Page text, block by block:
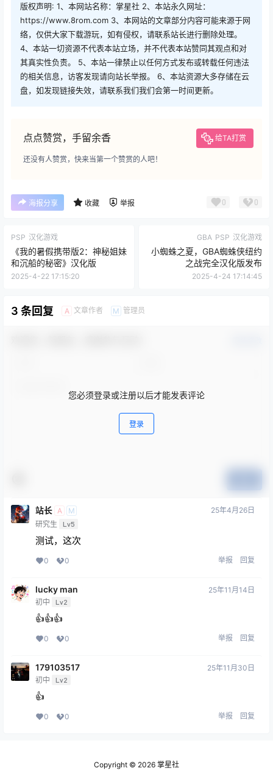
版权声明: 1、本网站名称：掌星社 2、本站永久网址：
https://www.8rom.com 3、本网站的文章部分内容可能来源于网
络，仅供大家下载游玩，如有侵权，请联系站长进行删除处理。
4、本站一切资源不代表本站立场，并不代表本站赞同其观点和对
其真实性负责。 5、本站一律禁止以任何方式发布或转载任何违法
的相关信息，访客发现请向站长举报。 6、本站资源大多存储在云
盘，如发现链接失效，请联系我们我们会第一时间更新。
点点赞赏，手留余香 给TA打赏
还没有人赞赏，快来当第一个赞赏的人吧！
海报分享 收藏 举报 0 0
PSP 汉化游戏
《我的暑假携带版2：神秘姐妹
和沉船的秘密》汉化版
2025-4-22 17:15:20
GBA PSP 汉化游戏
小蜘蛛之夏，GBA蜘蛛侠纽约
之战完全汉化版发布
2025-4-24 17:14:45
3 条回复 A 文章作者 M 管理员
您必须登录或注册以后才能发表评论
登录
站长 A
M
研究生
Lv5
25年4月26日
测试，这次
0 0 举报 回复
lucky man
初中 Lv2
25年11月14日
👍👍👍
0 0 举报 回复
179103517
初中 Lv2
25年11月30日
👍
0 0 举报 回复
Copyright © 2026 掌星社